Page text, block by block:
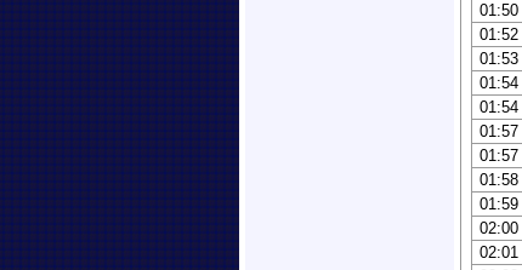
01:50
01:52
01:53
01:54
01:54
01:57
01:57
01:58
01:59
02:00
02:01